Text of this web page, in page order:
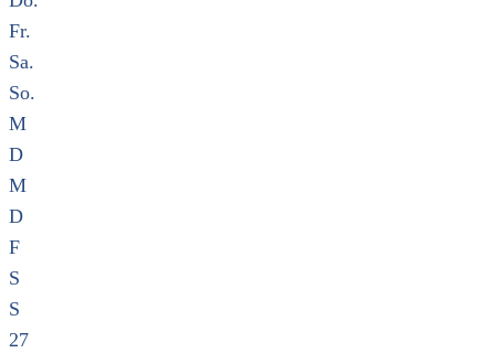
Fr.
Sa.
So.
M
D
M
D
F
S
S
27